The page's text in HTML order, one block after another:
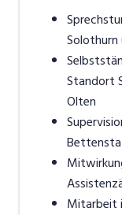
Verkauf,
Solothurn
Standort
Olten
Mitarbeit